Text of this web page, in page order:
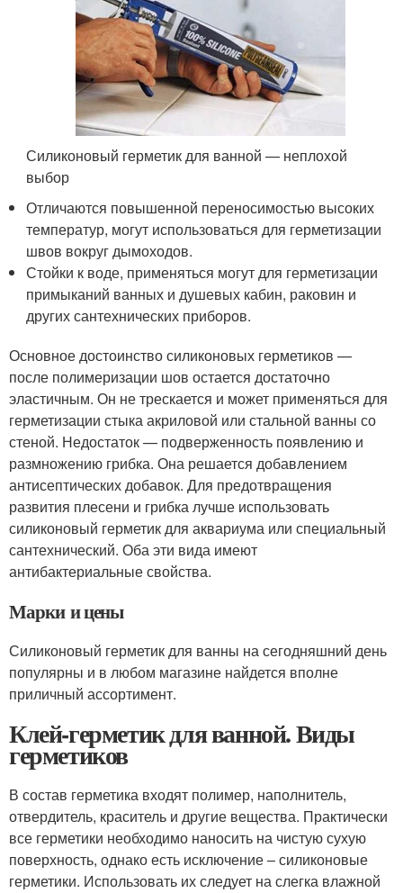
Силиконовый герметик для ванной — неплохой
выбор
Отличаются повышенной переносимостью высоких
температур, могут использоваться для герметизации
швов вокруг дымоходов.
Стойки к воде, применяться могут для герметизации
примыканий ванных и душевых кабин, раковин и
других сантехнических приборов.
Основное достоинство силиконовых герметиков —
после полимеризации шов остается достаточно
эластичным. Он не трескается и может применяться для
герметизации стыка акриловой или стальной ванны со
стеной. Недостаток — подверженность появлению и
размножению грибка. Она решается добавлением
антисептических добавок. Для предотвращения
развития плесени и грибка лучше использовать
силиконовый герметик для аквариума или специальный
сантехнический. Оба эти вида имеют
антибактериальные свойства.
Марки и цены
Силиконовый герметик для ванны на сегодняшний день
популярны и в любом магазине найдется вполне
приличный ассортимент.
Клей-герметик для ванной. Виды
герметиков
В состав герметика входят полимер, наполнитель,
отвердитель, краситель и другие вещества. Практически
все герметики необходимо наносить на чистую сухую
поверхность, однако есть исключение – силиконовые
герметики. Использовать их следует на слегка влажной